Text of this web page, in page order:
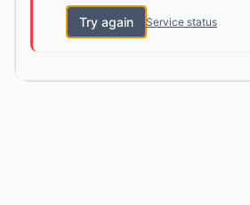
Try again Service status